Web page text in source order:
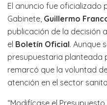
El anuncio fue oficializado
Gabinete, Guillermo
publicación de la decisión
el Boletín Oficial. Aunque
presupuestaria planteada
remarcó que la voluntad
atención en el sector
“Modifícase el